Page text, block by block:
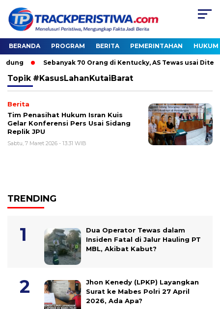
BERANDA PROGRAM BERITA PEMERINTAHAN HUKUM
Sebanyak 70 Orang di Kentucky, AS Tewas usai
Topik #KasusLahanKutaiBarat
Berita
Tim Penasihat Hukum Isran Kuis
Gelar Konferensi Pers Usai Sidang
Replik JPU
Sabtu, 7 Maret 2026 - 13:31 WIB
TRENDING
Dua Operator Tewas dalam
Insiden Fatal di Jalur Hauling PT
MBL, Akibat Kabut?
Jhon Kenedy (LPKP) Layangkan
Surat ke Mabes Polri 27 April
2026, Ada Apa?